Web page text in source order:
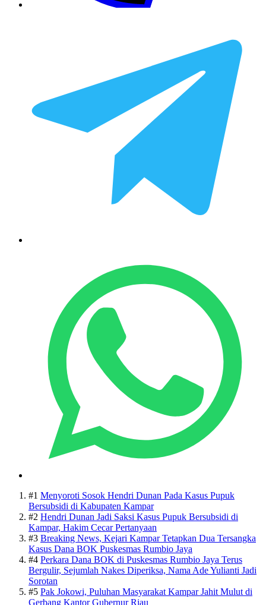
#1 Menyoroti Sosok Hendri Dunan Pada Kasus Pupuk
Bersubsidi di Kabupaten Kampar
#2 Hendri Dunan Jadi Saksi Kasus Pupuk Bersubsidi di
Kampar, Hakim Cecar Pertanyaan
#3 Breaking News, Kejari Kampar Tetapkan Dua Tersangka
Kasus Dana BOK Puskesmas Rumbio Jaya
#4 Perkara Dana BOK di Puskesmas Rumbio Jaya Terus
Bergulir, Sejumlah Nakes Diperiksa, Nama Ade Yulianti Jadi
Sorotan
#5 Pak Jokowi, Puluhan Masyarakat Kampar Jahit Mulut di
Gerbang Kantor Gubernur Riau